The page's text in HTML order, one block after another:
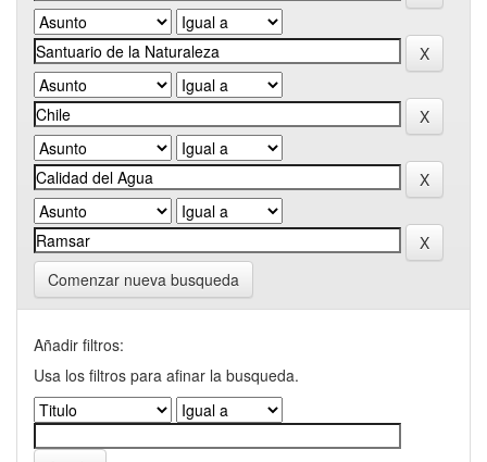
Comenzar nueva busqueda
Añadir filtros:
Usa los filtros para afinar la busqueda.